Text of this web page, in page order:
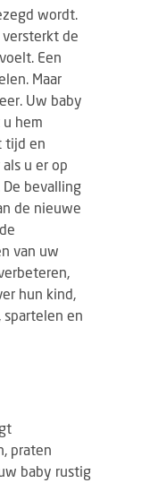
wordt.
de
Een
Maar
Uw baby
hem
tijd en
u er op
bevalling
de nieuwe
van uw
hun kind,
spartelen en
praten
baby rustig